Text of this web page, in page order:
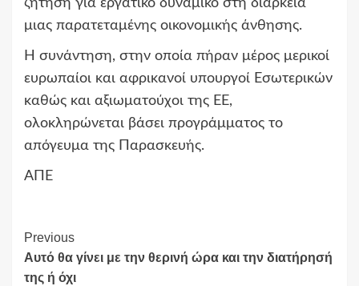
ζήτηση για εργατικό δυναμικό στη διάρκεια
μιας παρατεταμένης οικονομικής άνθησης.
Η συνάντηση, στην οποία πήραν μέρος μερικοί
ευρωπαίοι και αφρικανοί υπουργοί Εσωτερικών
καθώς και αξιωματούχοι της ΕΕ,
ολοκληρώνεται βάσει προγράμματος το
απόγευμα της Παρασκευής.
ΑΠΕ
Continue
Reading
Previous
Αυτό θα γίνει με την θερινή ώρα και την διατήρησή
της ή όχι